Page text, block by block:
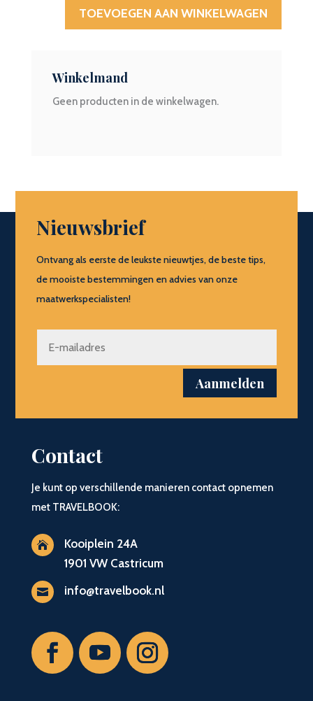
20
aantal
TOEVOEGEN AAN WINKELWAGEN
Winkelmand
Geen producten in de winkelwagen.
Nieuwsbrief
Ontvang als eerste de leukste nieuwtjes, de beste tips,
de mooiste bestemmingen en advies van onze
maatwerkspecialisten!
Aanmelden
Contact
Je kunt op verschillende manieren contact opnemen
met TRAVELBOOK:

Kooiplein 24A
1901 VW Castricum
 info@travelbook.nl